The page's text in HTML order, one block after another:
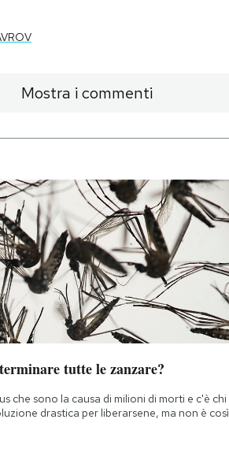
Mostra i commenti
tutte le zanzare?
che sono la causa di milioni di morti e c'è chi
drastica per liberarsene, ma non è così